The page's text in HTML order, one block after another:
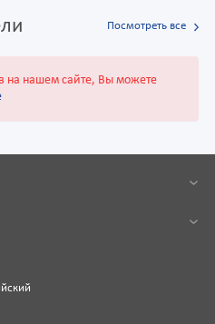
Посмотреть все
на нашем сайте, Вы можете